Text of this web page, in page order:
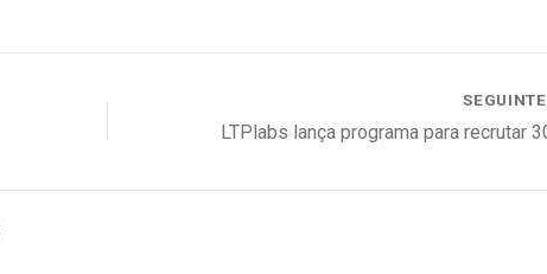
SEGUINTE